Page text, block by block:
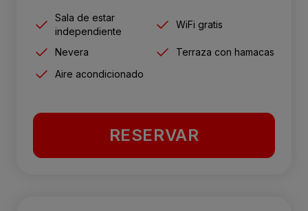
Sala de estar
independiente
WiFi gratis
Nevera
Terraza con hamacas
Aire acondicionado
RESERVAR